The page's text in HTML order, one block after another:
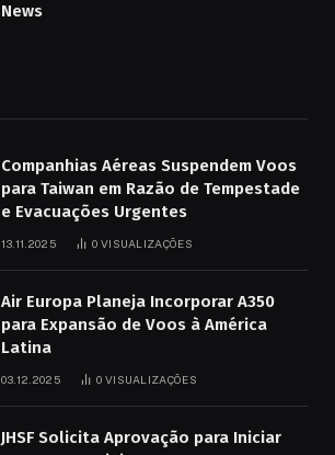
News
Companhias Aéreas Suspendem Voos
para Taiwan em Razão de Tempestade
e Evacuações Urgentes
13.11.2025 0 VISUALIZAÇÕES
Air Europa Planeja Incorporar A350
para Expansão de Voos à América
Latina
03.12.2025 0 VISUALIZAÇÕES
JHSF Solicita Aprovação para Iniciar